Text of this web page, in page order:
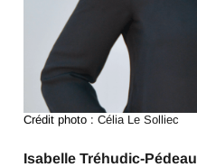
Crédit photo : Célia Le Solliec
Isabelle Tréhudic-Pédeau